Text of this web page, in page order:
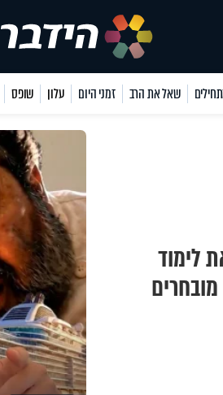
שאל את הרב זמני היום עלון שופס
לימוד